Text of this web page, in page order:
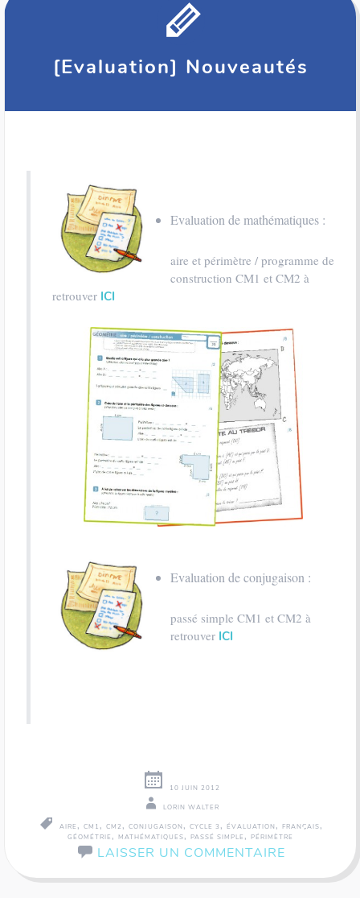
[Evaluation] Nouveautés
Evaluation de mathématiques :
aire et périmètre / programme de
construction CM1 et CM2 à
retrouver ICI
Evaluation de conjugaison :
passé simple CM1 et CM2 à
retrouver ICI
10 JUIN 2012
LORIN WALTER
AIRE , CM1 , CM2 , CONJUGAISON , CYCLE 3 , ÉVALUATION , FRANÇAIS,
GÉOMÉTRIE , MATHÉMATIQUES, PASSÉ SIMPLE , PÉRIMÈTRE
LAISSER UN COMMENTAIRE